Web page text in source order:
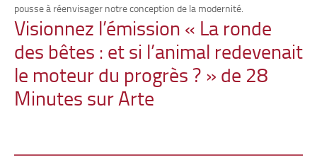
pousse à réenvisager notre conception de la modernité.
Visionnez l’émission « La ronde
des bêtes : et si l’animal redevenait
le moteur du progrès ? » de 28
Minutes sur Arte